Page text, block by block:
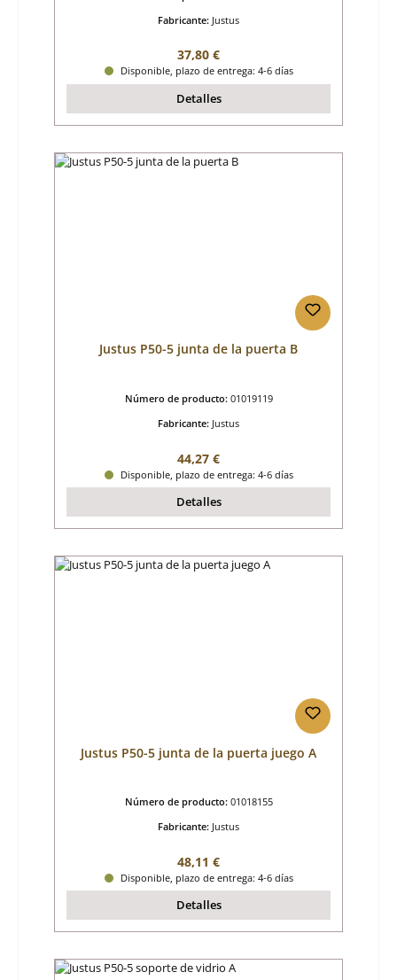
Fabricante: Justus
Precio normal:
37,80 €
Disponible, plazo de entrega: 4-6 días
Detalles
Justus P50-5 junta de la puerta B
Número de producto: 01019119
Fabricante: Justus
Precio normal:
44,27 €
Disponible, plazo de entrega: 4-6 días
Detalles
Justus P50-5 junta de la puerta juego A
Número de producto: 01018155
Fabricante: Justus
Precio normal:
48,11 €
Disponible, plazo de entrega: 4-6 días
Detalles